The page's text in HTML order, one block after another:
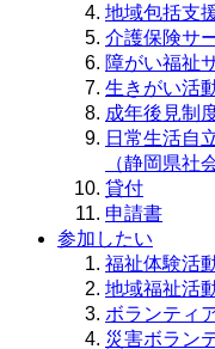
地域包括支
介護保険サ
障がい福祉
生きがい活
成年後見制
日常生活自
（静岡県社
貸付
申請書
参加したい
福祉体験活
地域福祉活
ボランティ
災害ボラン